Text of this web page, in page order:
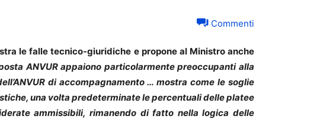
Commenti
le falle tecnico-giuridiche e propone al Ministro anche
ANVUR appaiono particolarmente preoccupanti alla
di accompagnamento … mostra come le soglie
una volta predeterminate le percentuali delle platee
ammissibili, rimanendo di fatto nella logica delle